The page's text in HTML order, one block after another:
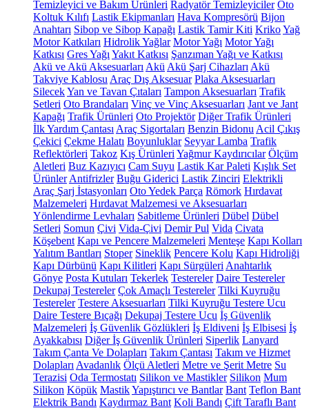
Temizleyici ve Bakım Ürünleri Radyatör Temizleyiciler Oto
Koltuk Kılıfı Lastik Ekipmanları Hava Kompresörü Bijon
Anahtarı Sibop ve Sibop Kapağı Lastik Tamir Kiti KrikoYağ
Motor Katkıları Hidrolik Yağlar Motor Yağı Motor Yağı
Katkısı Gres Yağı Yakıt Katkısı Şanzıman Yağı ve Katkısı
Akü ve Akü Aksesuarları Akü Akü Şarj Cihazları Akü
Takviye Kablosu Araç Dış Aksesuar Plaka Aksesuarları
SilecekYan ve Tavan Çıtaları Tampon Aksesuarları Trafik
Setleri Oto Brandaları Vinç ve Vinç Aksesuarları Jant ve Jant
Kapağı Trafik Ürünleri Oto Projektör Diğer Trafik Ürünleri
İlk Yardım Çantası Araç Sigortaları Benzin Bidonu Acil Çıkış
Çekici Çekme Halatı Boyunluklar Seyyar Lamba Trafik
Reflektörleri Takoz Kış Ürünleri Yağmur Kaydırıcılar Ölçüm
Aletleri Buz Kazıyıcı Cam Suyu Lastik Kar Paleti Kışlık Set
Ürünler Antifrizler Buğu Giderici Lastik Zinciri Elektrikli
Araç Şarj İstasyonları Oto Yedek Parça Römork Hırdavat
Malzemeleri Hırdavat Malzemesi ve Aksesuarları
Yönlendirme Levhaları Sabitleme Ürünleri Dübel Dübel
Setleri Somun Çivi Vida-Çivi Demir Pul Vida Civata
Köşebent Kapı ve Pencere Malzemeleri Menteşe Kapı Kolları
Yalıtım Bantları Stoper Sineklik Pencere Kolu Kapı Hidroliği
Kapı Dürbünü Kapı Kilitleri Kapı Sürgüleri Anahtarlık
Gönye Posta Kutuları Tekerlek Testereler Daire Testereler
Dekupaj Testereler Çok Amaçlı Testereler Tilki Kuyruğu
Testereler Testere Aksesuarları Tilki Kuyruğu Testere Ucu
Daire Testere Bıçağı Dekupaj Testere Ucu İş Güvenlik
Malzemeleri İş Güvenlik Gözlükleri İş Eldiveni İş Elbisesi İş
Ayakkabısı Diğer İş Güvenlik Ürünleri Siperlik Lanyard
Takım Çanta Ve Dolapları Takım Çantası Takım ve Hizmet
Dolapları Avadanlık Ölçü Aletleri Metre ve Şerit Metre Su
Terazisi Oda Termostatı Silikon ve Mastikler Silikon Mum
Silikon Köpük MastikYapıştırıcı ve Bantlar Bant Teflon Bant
Elektrik Bandı Kaydırmaz Bant Koli Bandı Çift Taraflı Bant